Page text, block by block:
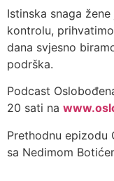
Istinska snaga
kontrolu,
dana svjesno
podrška.
Podcast
20 sati na
Prethodnu epizodu
sa Nedimom